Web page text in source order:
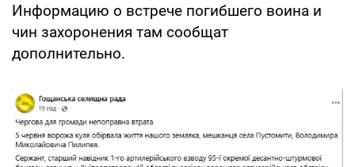
Информацию о встрече погибшего воина и
чин захоронения там сообщат
дополнительно.